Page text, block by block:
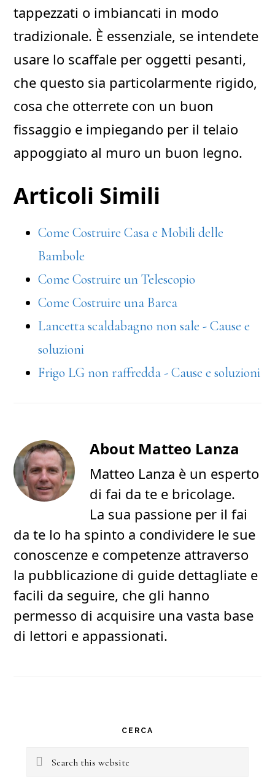
tappezzati o imbiancati in modo
tradizionale. È essenziale, se intendete
usare lo scaffale per oggetti pesanti,
che questo sia particolarmente rigido,
cosa che otterrete con un buon
fissaggio e impiegando per il telaio
appoggiato al muro un buon legno.
Articoli Simili
Come Costruire Casa e Mobili delle
Bambole
Come Costruire un Telescopio
Come Costruire una Barca
Lancetta scaldabagno non sale - Cause e
soluzioni
Frigo LG non raffredda - Cause e soluzioni
About Matteo Lanza
Matteo Lanza è un esperto
di fai da te e bricolage.
La sua passione per il fai
da te lo ha spinto a condividere le sue
conoscenze e competenze attraverso
la pubblicazione di guide dettagliate e
facili da seguire, che gli hanno
permesso di acquisire una vasta base
di lettori e appassionati.
Sidebar
CERCA
Search